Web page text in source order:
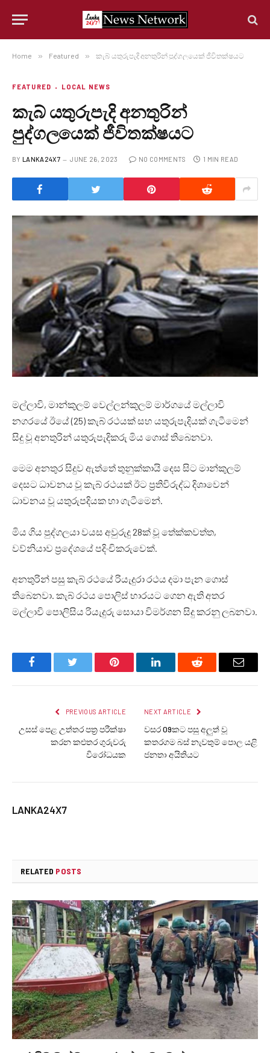
Home » Featured » කැබ් යතුරුපැදි අනතුරින් පුද්ගලයෙක් ජීවිතක්ෂයට
FEATURED LOCAL NEWS
කැබ් යතුරුපැදි අනතුරින්
පුද්ගලයෙක් ජීවිතක්ෂයට
BY LANKA24X7 JUNE 26, 2023 NO COMMENTS 1 MIN READ
මල්ලාවි, මාන්කුලම් වෙල්ලන්කුලම් මාර්ගයේ මල්ලාවි
නගරයේ ඊයේ (25) කැබ් රථයක් සහ යතුරුපැදියක් ගැටීමෙන්
සිදු වූ අනතුරින් යතුරුපැදිකරු මිය ගොස් තිබෙනවා.
මෙම අනතුර සිදුව ඇත්තේ තුනුක්කායි දෙස සිට මාන්කුලම්
දෙසට ධාවනය වූ කැබ් රථයක් ඊට ප්‍රතිවිරුද්ධ දිශාවෙන්
ධාවනය වූ යතුරුපදියක හා ගැටීමෙන්.
මිය ගිය පුද්ගලයා වයස අවුරුදු 28ක් වූ තේක්කවත්ත,
වව්නියාව ප්‍රදේශයේ පදිංචිකරුවෙක්.
අනතුරින් පසු කැබ් රථයේ රියැදුරා රථය දමා පැන ගොස්
තිබෙනවා. කැබ් රථය පොලිස් භාරයට ගෙන ඇති අතර
මල්ලාවි පොලිසිය රියැදුරු සොයා විමර්ශන සිදු කරනු ලබනවා.
FacebookTwitter Pinterest LinkedInReddit Email
PREVIOUS ARTICLE
උසස් පෙළ උත්තර පත්‍ර පරීක්ෂා
කරන කළුතර ගුරුවරු
විරෝධයක
NEXT ARTICLE
වසර 09කට පසු අලුත් වූ
කතරගම බස් නැවතුම් පොල යළි
ජනතා අයිතියට
LANKA24X7
RELATED POSTS